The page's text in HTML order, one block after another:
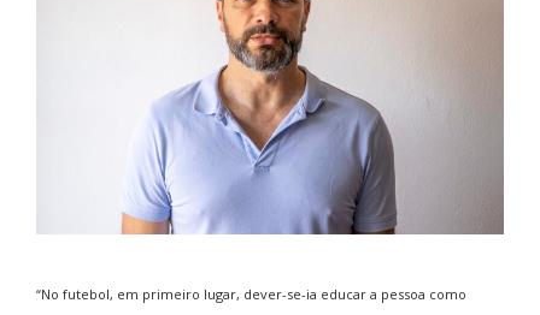
“No futebol, em primeiro lugar, dever-se-ia educar a pessoa como